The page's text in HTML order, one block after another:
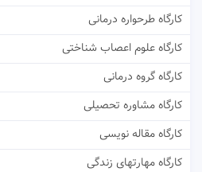
کارگاه طرحواره درمانی
کارگاه علوم اعصاب شناختی
کارگاه گروه درمانی
کارگاه مشاوره تحصیلی
کارگاه مقاله نویسی
کارگاه مهارتهای زندگی